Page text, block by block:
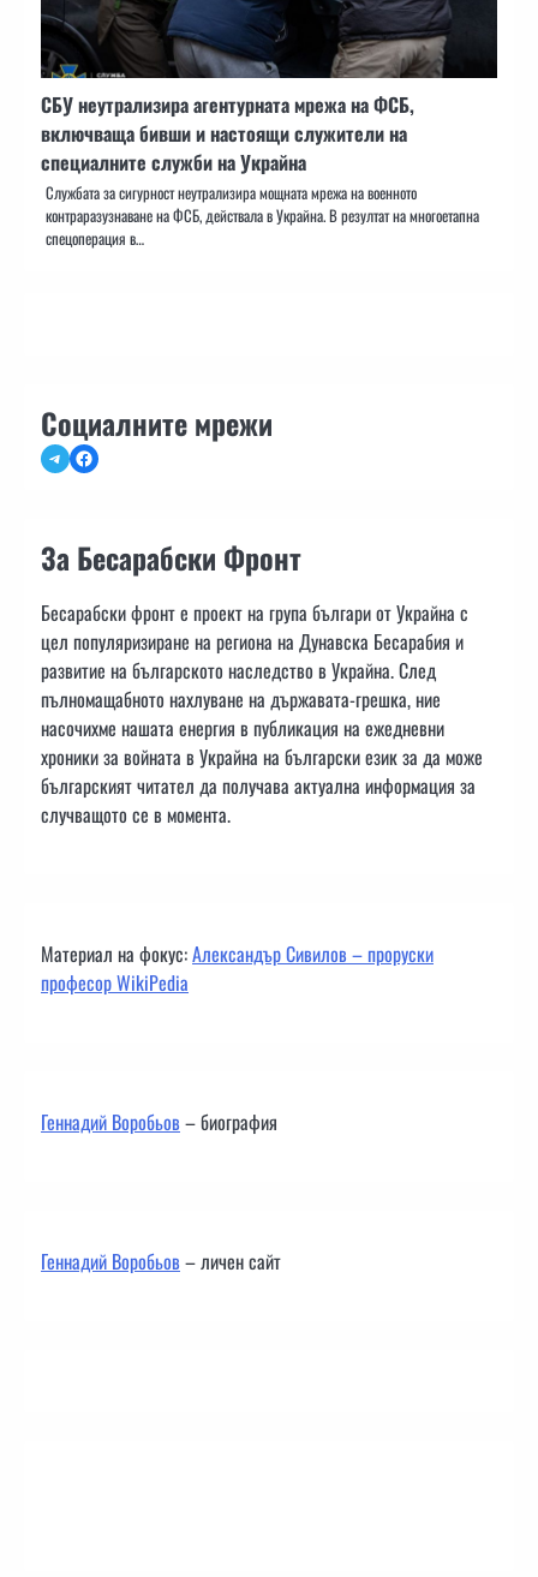
СБУ неутрализира агентурната мрежа на ФСБ,
включваща бивши и настоящи служители на
специалните служби на Украйна
Службата за сигурност неутрализира мощната мрежа на военното
контраразузнаване на ФСБ, действала в Украйна. В резултат на многоетапна
спецоперация в…
Социалните мрежи
TelegramFacebook
За Бесарабски Фронт
Бесарабски фронт е проект на група българи от Украйна с
цел популяризиране на региона на Дунавска Бесарабия и
развитие на българското наследство в Украйна. След
пълномащабното нахлуване на държавата-грешка, ние
насочихме нашата енергия в публикация на ежедневни
хроники за войната в Украйна на български език за да може
българският читател да получава актуална информация за
случващото се в момента.
Материал на фокус:Александър Сивилов – проруски
професор WikiPedia
Геннадий Воробьов– биография
Геннадий Воробьов– личен сайт